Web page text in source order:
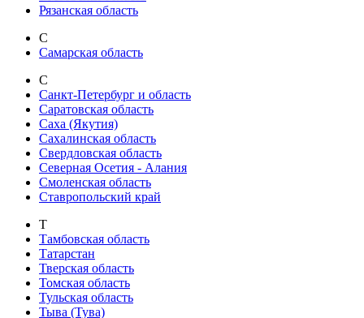
Рязанская область
С
Самарская область
С
Санкт-Петербург и область
Саратовская область
Саха (Якутия)
Сахалинская область
Свердловская область
Северная Осетия - Алания
Смоленская область
Ставропольский край
Т
Тамбовская область
Татарстан
Тверская область
Томская область
Тульская область
Тыва (Тува)